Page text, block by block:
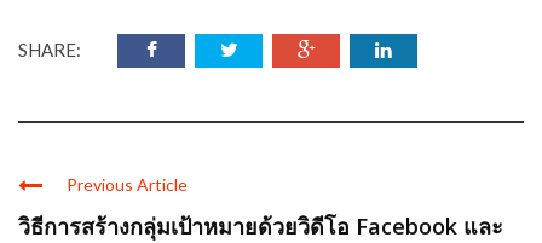
SHARE:
Previous Article
วิธีการสร้างกลุ่มเป้าหมายด้วยวิดีโอ Facebook และ